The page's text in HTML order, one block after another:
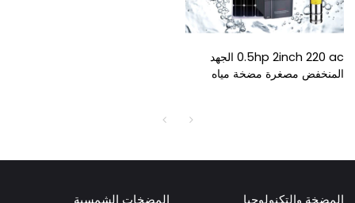
0.5hp 2inch 220 ac الجهد
المنخفض مصغرة مضخة مياه
المضخة والتكنولوجيا المضخات الشمسية